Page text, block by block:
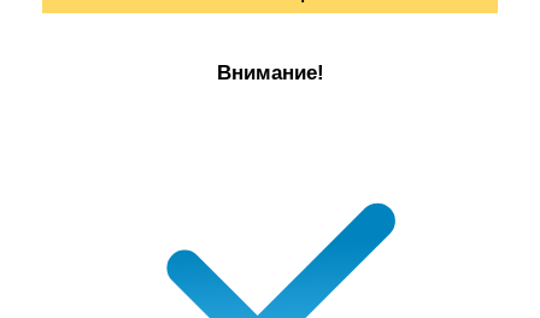
Внимание!